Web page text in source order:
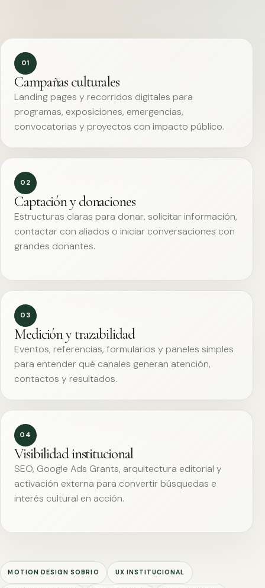
01
Campañas culturales
Landing pages y recorridos digitales para
programas, exposiciones, emergencias,
convocatorias y proyectos con impacto público.
02
Captación y donaciones
Estructuras claras para donar, solicitar información,
contactar con aliados o iniciar conversaciones con
grandes donantes.
03
Medición y trazabilidad
Eventos, referencias, formularios y paneles simples
para entender qué canales generan atención,
contactos y resultados.
04
Visibilidad institucional
SEO, Google Ads Grants, arquitectura editorial y
activación externa para convertir búsquedas e
interés cultural en acción.
MOTION DESIGN SOBRIO UX INSTITUCIONAL